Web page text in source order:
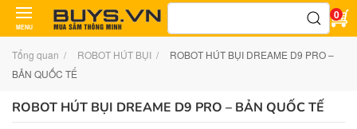
MENU
Tìm
0
Tổng quan ROBOT HÚT BỤI
ROBOT HÚT BỤI DREAME D9 PRO –
BẢN QUỐC TẾ
ROBOT HÚT BỤI DREAME D9 PRO – BẢN QUỐC TẾ